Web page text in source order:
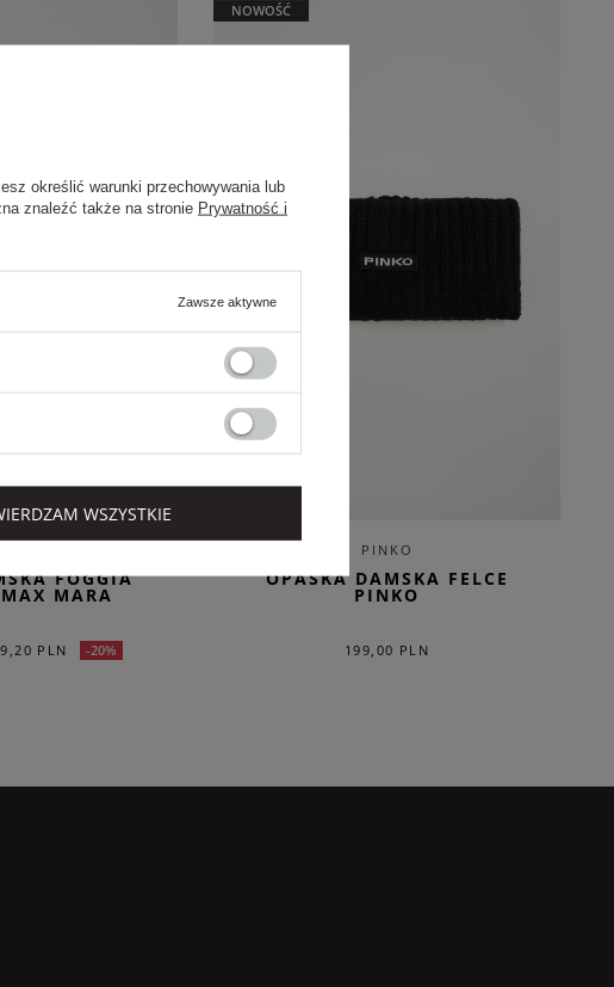
FOGGIA
MARA
PLN -20%
NOWOŚĆ
PINKO
OPASKA DAMSKA FELCE
PINKO
199,00 PLN
określić warunki przechowywania lub
znaleźć także na stronie Prywatność i
Zawsze aktywne
WSZYSTKIE